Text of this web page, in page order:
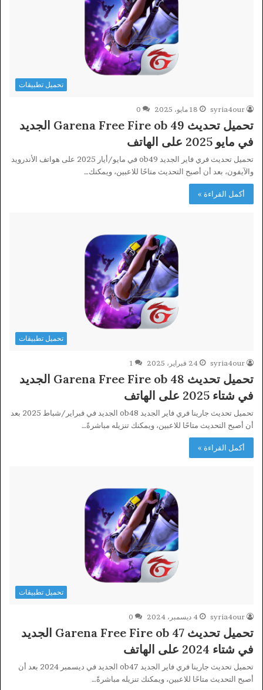
تحميل تطبيقات
syria4our 18 مايو، 2025 0
تحميل تحديث Garena Free Fire ob 49 الجديد
في مايو 2025 على الهاتف
تحميل تحديث فري فاير الجديد ob49 في مايو/أيار 2025 على هواتف الأندرويد
والآيفون، بعد أن أصبح التحديث متاحًا للاعبين، ويمكنك…
أكمل القراءة »
تحميل تطبيقات
syria4our 24 فبراير، 2025 1
تحميل تحديث Garena Free Fire ob 48 الجديد
في شتاء 2025 على الهاتف
تحميل تحديث جارينا فري فاير الجديد ob48 الجديد في فبراير/شباط 2025 بعد
أن أصبح التحديث متاحًا للاعبين، ويمكنك تنزيله مباشرةً…
أكمل القراءة »
تحميل تطبيقات
syria4our 4 ديسمبر، 2024 0
تحميل تحديث Garena Free Fire ob 47 الجديد
في شتاء 2024 على الهاتف
تحميل تحديث جارينا فري فاير الجديد ob47 الجديد في ديسمبر 2024 بعد أن
أصبح التحديث متاحًا للاعبين، ويمكنك تنزيله مباشرةً…